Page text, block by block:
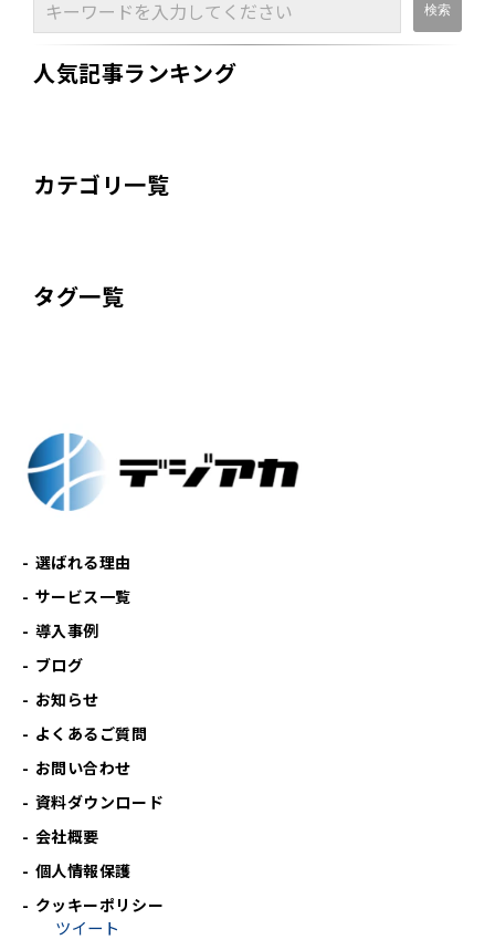
人気記事ランキング
カテゴリ一覧
タグ一覧
選ばれる理由
サービス一覧
導入事例
ブログ
お知らせ
よくあるご質問
お問い合わせ
資料ダウンロード
会社概要
個人情報保護
クッキーポリシー
ツイート